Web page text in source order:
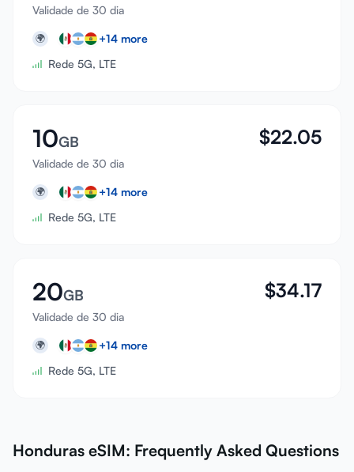
Validade de 30 dia
🌍 +14 more
Rede 5G, LTE
10GB
Validade de 30 dia
$22.05
🌍 +14 more
Rede 5G, LTE
20GB
Validade de 30 dia
$34.17
🌍 +14 more
Rede 5G, LTE
Honduras eSIM: Frequently Asked Questions